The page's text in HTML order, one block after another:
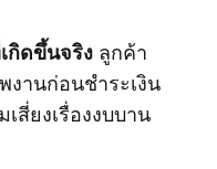
กิดขึ้นจริงลูกค้า
านก่อนชำระเงิน
สี่ยงเรื่องงบบาน